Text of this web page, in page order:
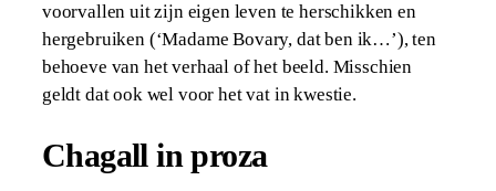
voorvallen uit zijn eigen leven te herschikken en
hergebruiken (‘Madame Bovary, dat ben ik…’), ten
behoeve van het verhaal of het beeld. Misschien
geldt dat ook wel voor het vat in kwestie.
Chagall in proza